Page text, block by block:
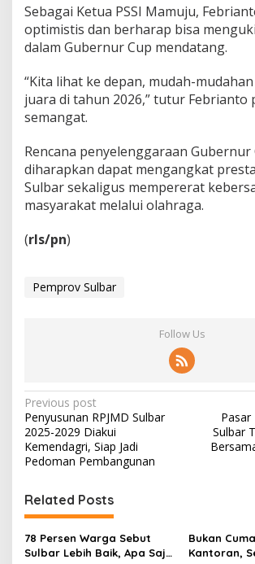
m
s
t
s
Sebagai Ketua PSSI Mamuju,
optimistis dan berharap bisa
dalam Gubernur Cup mendatang.
“Kita lihat ke depan, mudah-
juara di tahun 2026,” tutur Febrianto
semangat.
Rencana penyelenggaraan Gubernur
diharapkan dapat mengangkat
Sulbar sekaligus mempererat
masyarakat melalui olahraga.
(rls/pn)
Pemprov Sulbar
Follow Us
P
o
s
n
a
v
Previous post
Penyusunan RPJMD Sulbar
2025-2029 Diakui
Kemendagri, Siap Jadi
Pedoman Pembangunan
Sulbar
Related Posts
78 Persen Warga Sebut
Sulbar Lebih Baik, Apa Saja
Bukan
Kantoran,